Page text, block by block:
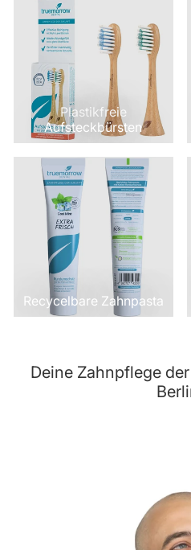
Plastikfreie
Aufsteckbürsten
Recycelbare Zahnpasta
Deine Zahnpflege